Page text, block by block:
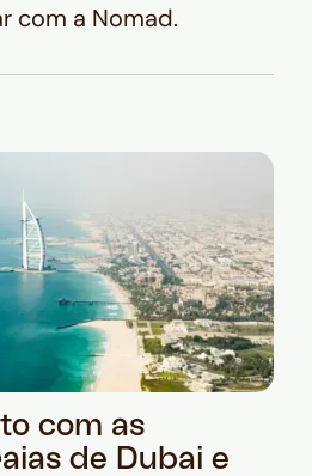
com a Nomad.
com as
de Dubai e